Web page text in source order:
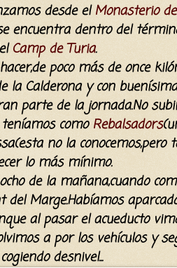
desde elMonasterio
encuentra dentro del
Camp de Turia.
poco más de once
la Calderona y con
parte de la jornada.No
como Rebalsadors
no la conocemos,pero
lo más mínimo.
de la mañana,cuando
del Marge.Habíamos
al pasar el acueducto
a por los vehículos y
desnivel...